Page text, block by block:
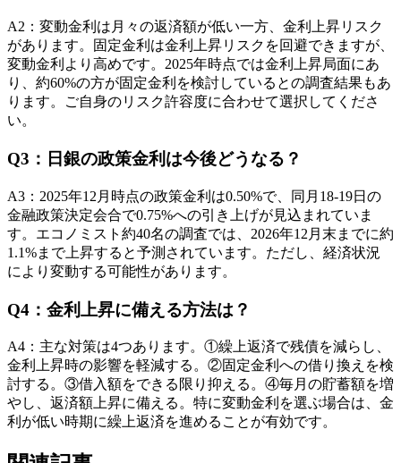
A2 ： 変動金利は月々の返済額が低い一方、金利上昇リスク
があります。固定金利は金利上昇リスクを回避できますが、
変動金利より高めです。2025年時点では金利上昇局面にあ
り、約60%の方が固定金利を検討しているとの調査結果もあ
ります。ご自身のリスク許容度に合わせて選択してくださ
い。
Q3 ： 日銀の政策金利は今後どうなる？
A3 ： 2025年12月時点の政策金利は0.50%で、同月18-19日の
金融政策決定会合で0.75%への引き上げが見込まれていま
す。エコノミスト約40名の調査では、2026年12月末までに約
1.1%まで上昇すると予測されています。ただし、経済状況
により変動する可能性があります。
Q4 ： 金利上昇に備える方法は？
A4 ： 主な対策は4つあります。①繰上返済で残債を減らし、
金利上昇時の影響を軽減する。②固定金利への借り換えを検
討する。③借入額をできる限り抑える。④毎月の貯蓄額を増
やし、返済額上昇に備える。特に変動金利を選ぶ場合は、金
利が低い時期に繰上返済を進めることが有効です。